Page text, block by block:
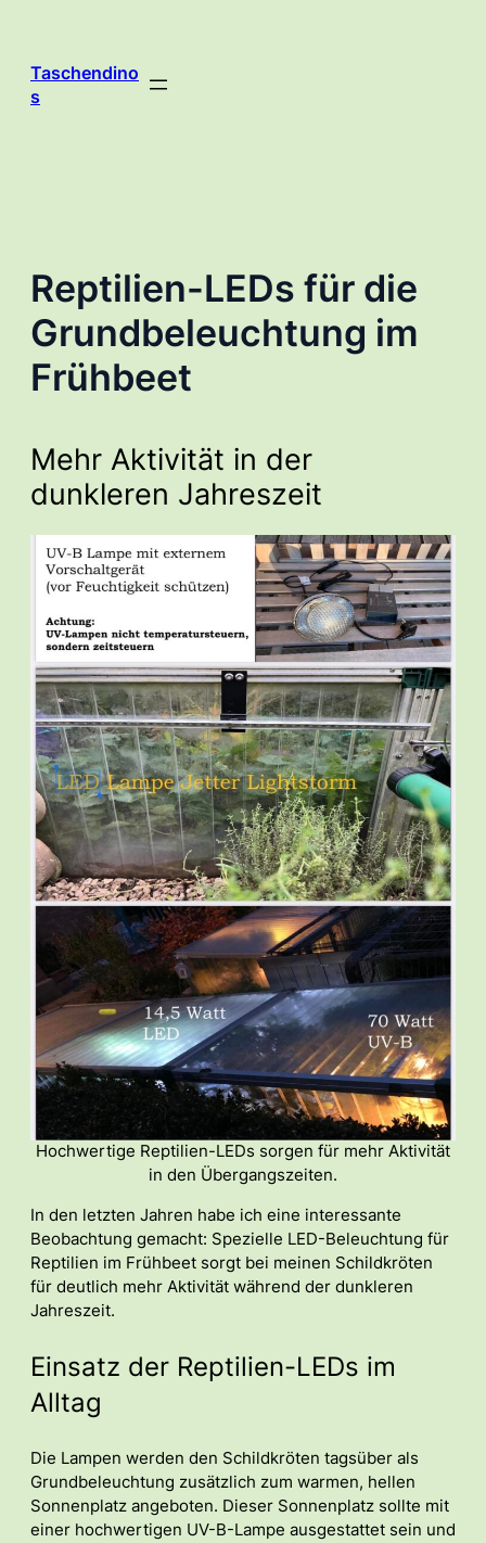
springen
Taschendino
s
Reptilien-LEDs für die
Grundbeleuchtung im
Frühbeet
Mehr Aktivität in der
dunkleren Jahreszeit
Hochwertige Reptilien-LEDs sorgen für mehr Aktivität
in den Übergangszeiten.
In den letzten Jahren habe ich eine interessante
Beobachtung gemacht: Spezielle LED-Beleuchtung für
Reptilien im Frühbeet sorgt bei meinen Schildkröten
für deutlich mehr Aktivität während der dunkleren
Jahreszeit.
Einsatz der Reptilien-LEDs im
Alltag
Die Lampen werden den Schildkröten tagsüber als
Grundbeleuchtung zusätzlich zum warmen, hellen
Sonnenplatz angeboten. Dieser Sonnenplatz sollte mit
einer hochwertigen UV-B-Lampe ausgestattet sein und